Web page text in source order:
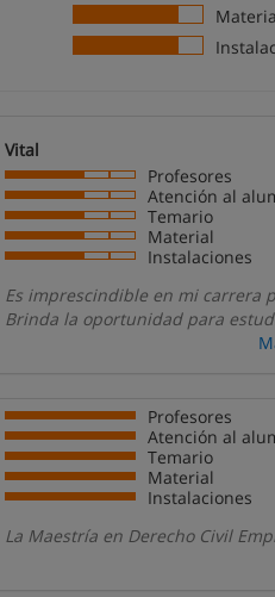
Vital
Profesores
Atención al
Temario
Material
Instalaciones
Es imprescindible en mi carrera
Brinda la oportunidad para
Profesores
Atención al
Temario
Material
Instalaciones
La Maestría en Derecho Civil